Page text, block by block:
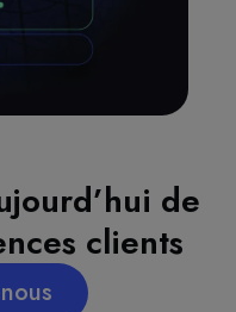
de
clients